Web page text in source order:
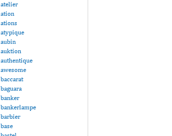
atelier
ation
ations
atypique
aubin
auktion
authentique
awesome
baccarat
baguara
banker
bankerlampe
barbier
base